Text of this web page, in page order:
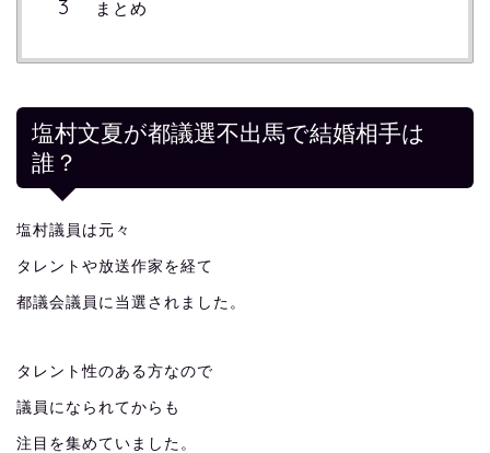
まとめ
塩村文夏が都議選不出馬で結婚相手は
誰？
塩村議員は元々
タレントや放送作家を経て
都議会議員に当選されました。
タレント性のある方なので
議員になられてからも
注目を集めていました。